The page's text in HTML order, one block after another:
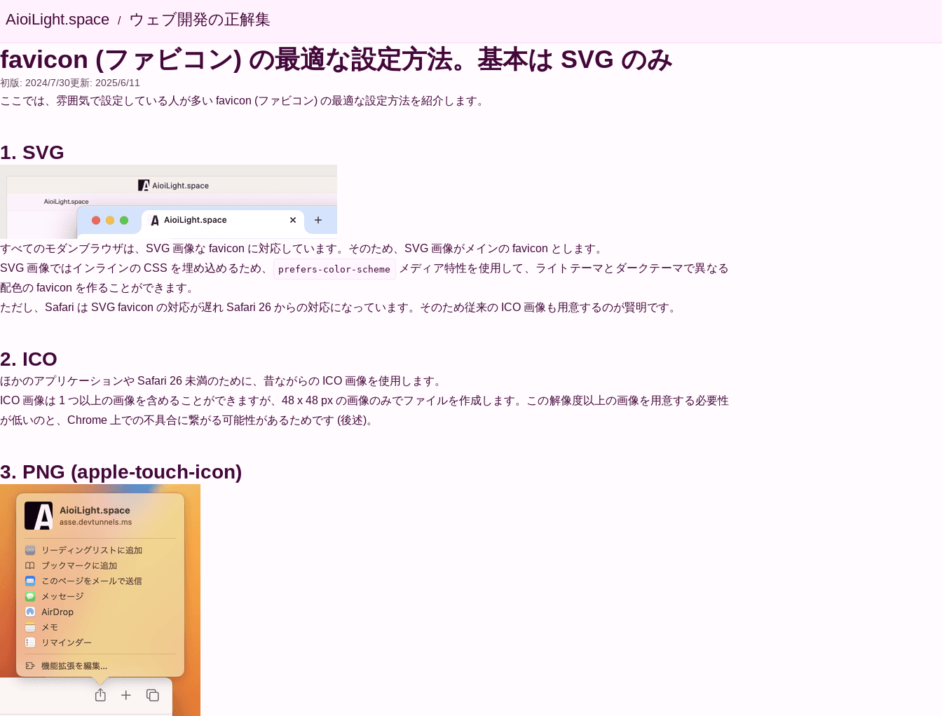
AioiLight.space ウェブ開発の正解集
favicon (ファビコン) の最適な設定方法。基本は SVG のみ
初版: 2024/7/30更新: 2025/6/11
ここでは、雰囲気で設定している人が多い favicon (ファビコン) の最適な設定方法を紹介します。
1. SVG
すべてのモダンブラウザは、SVG 画像な favicon に対応しています。そのため、SVG 画像がメインの favicon とします。
SVG 画像ではインラインの CSS を埋め込めるため、
prefers-color-scheme
メディア特性を使用して、ライトテーマとダークテーマで異なる
配色の favicon を作ることができます。
ただし、Safari は SVG favicon の対応が遅れ Safari 26 からの対応になっています。そのため従来の ICO 画像も用意するのが賢明です。
2. ICO
ほかのアプリケーションや Safari 26 未満のために、昔ながらの ICO 画像を使用します。
ICO 画像は 1 つ以上の画像を含めることができますが、48 x 48 px の画像のみでファイルを作成します。この解像度以上の画像を用意する必要性
が低いのと、Chrome 上での不具合に繋がる可能性があるためです (後述)。
3. PNG (apple-touch-icon)